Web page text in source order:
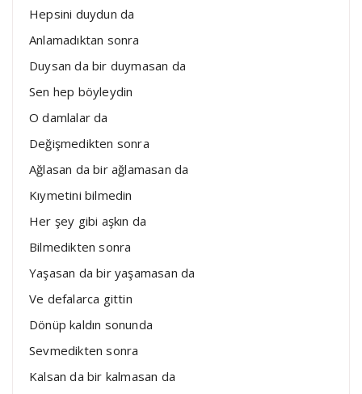
Hepsini duydun da
Anlamadıktan sonra
Duysan da bir duymasan da
Sen hep böyleydin
O damlalar da
Değişmedikten sonra
Ağlasan da bir ağlamasan da
Kıymetini bilmedin
Her şey gibi aşkın da
Bilmedikten sonra
Yaşasan da bir yaşamasan da
Ve defalarca gittin
Dönüp kaldın sonunda
Sevmedikten sonra
Kalsan da bir kalmasan da